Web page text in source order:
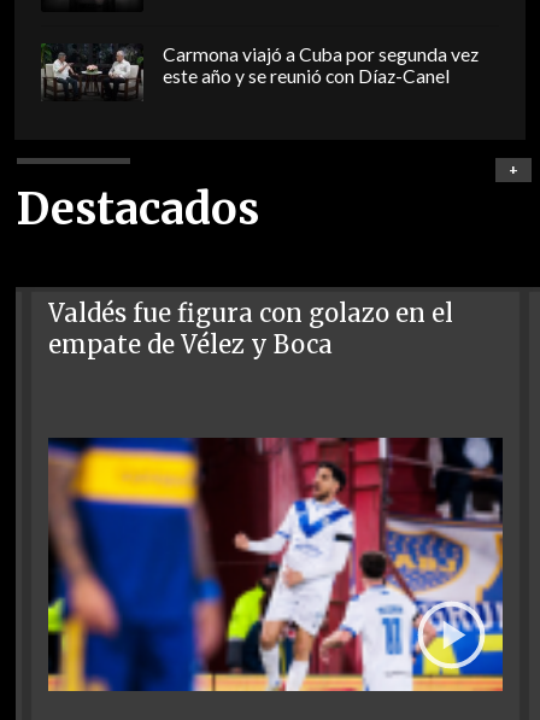
Carmona viajó a Cuba por segunda vez
este año y se reunió con Díaz-Canel
Destacados
+
Valdés fue figura con golazo en el
empate de Vélez y Boca